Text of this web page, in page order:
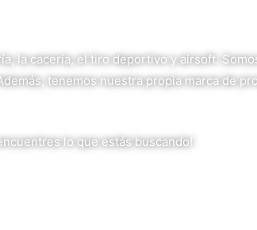
la cacería, el tiro deportivo y airsoft.
tenemos nuestra propia marca de
lo que estás buscando!